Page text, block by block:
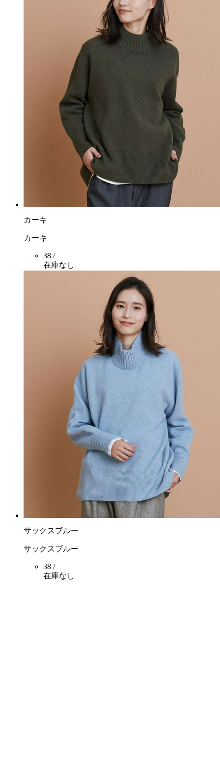
カーキ
カーキ
38 /
在庫なし
サックスブルー
サックスブルー
38 /
在庫なし